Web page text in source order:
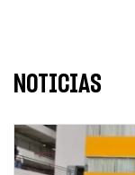
NOTICIAS